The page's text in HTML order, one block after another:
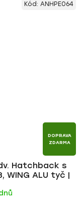
DOPRAVA
ZDARMA
Hatchback s
WING ALU tyč |
Kód: ANHPE064